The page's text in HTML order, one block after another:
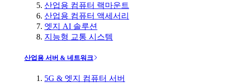
산업용 컴퓨터 랙마운트
산업용 컴퓨터 액세서리
엣지 AI 솔루션
지능형 교통 시스템
산업용 서버 & 네트워크
5G & 엣지 컴퓨터 서버